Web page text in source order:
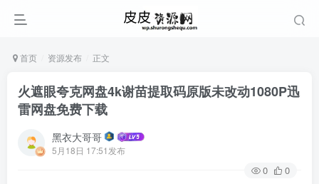
首页 资源发布 正文
火遮眼夸克网盘4k谢苗提取码原版未改动1080P迅
雷网盘免费下载
黑衣大哥哥
5月18日 17:51发布
0 0